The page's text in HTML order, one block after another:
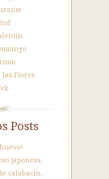
Flores
Posts
japonesa.
calabacín.